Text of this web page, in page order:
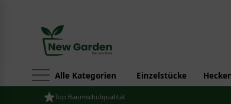
Alle Kategorien Einzelstücke
Top Baumschulqualität